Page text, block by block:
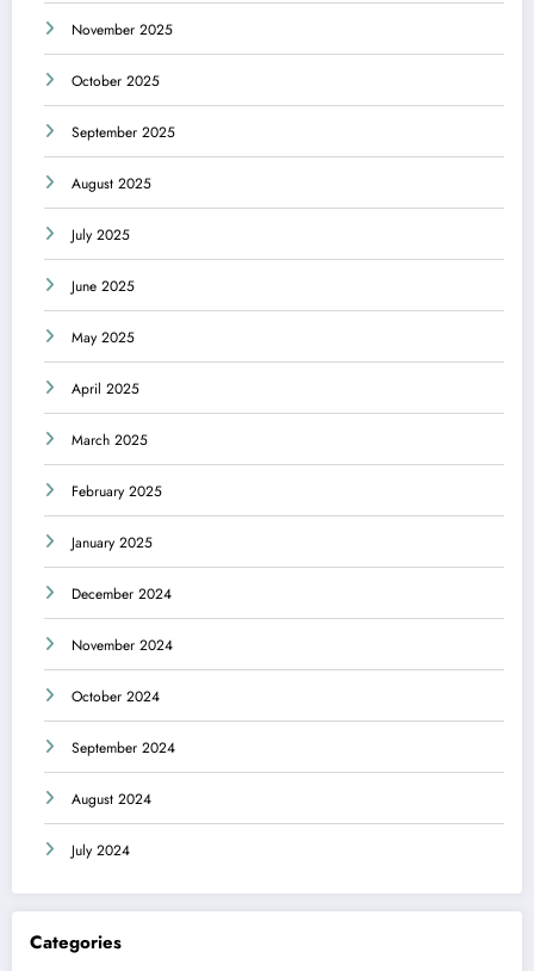
November 2025
October 2025
September 2025
August 2025
July 2025
June 2025
May 2025
April 2025
March 2025
February 2025
January 2025
December 2024
November 2024
October 2024
September 2024
August 2024
July 2024
Categories